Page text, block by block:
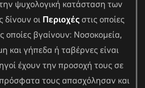
ψυχολογική κατάσταση των
οι Περιοχές στις οποίες
οποίες βγαίνουν: Νοσοκομεία,
και γήπεδα ή ταβέρνες είναι
έχουν την προσοχή τους σε
τους απασχόλησαν και